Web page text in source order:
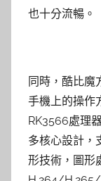
也十分流暢。
同時，酷比魔
手機上的操作
RK3566處理
多核心設計，
形技術，圖形